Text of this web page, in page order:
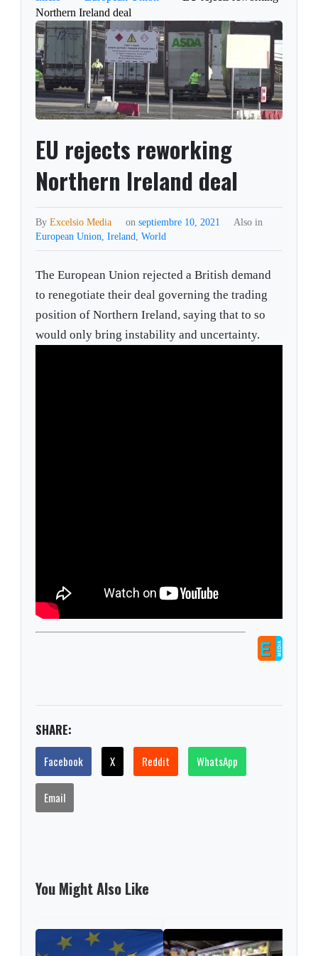
Northern Ireland deal
EU rejects reworking
Northern Ireland deal
ByExcelsio Media on septiembre 10, 2021
Also in
European Union,Ireland,World
The European Union rejected a British demand
to renegotiate their deal governing the trading
position of Northern Ireland, saying that to so
would only bring instability and uncertainty.
SHARE:
Facebook X Reddit WhatsApp
Email
You Might Also Like